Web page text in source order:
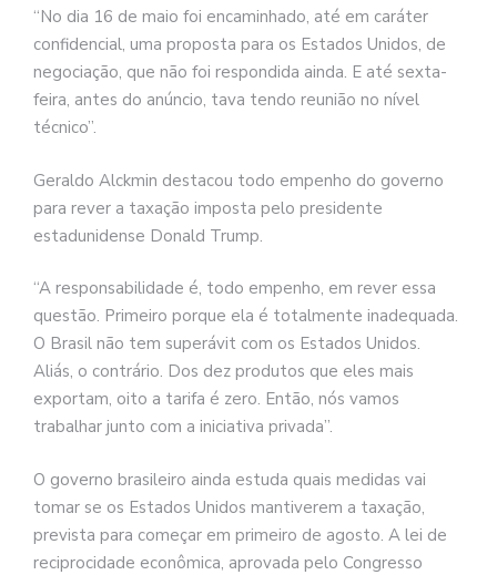
“No dia 16 de maio foi encaminhado, até em caráter
confidencial, uma proposta para os Estados Unidos, de
negociação, que não foi respondida ainda. E até sexta-
feira, antes do anúncio, tava tendo reunião no nível
técnico”.
Geraldo Alckmin destacou todo empenho do governo
para rever a taxação imposta pelo presidente
estadunidense Donald Trump.
“A responsabilidade é, todo empenho, em rever essa
questão. Primeiro porque ela é totalmente inadequada.
O Brasil não tem superávit com os Estados Unidos.
Aliás, o contrário. Dos dez produtos que eles mais
exportam, oito a tarifa é zero. Então, nós vamos
trabalhar junto com a iniciativa privada”.
O governo brasileiro ainda estuda quais medidas vai
tomar se os Estados Unidos mantiverem a taxação,
prevista para começar em primeiro de agosto. A lei de
reciprocidade econômica, aprovada pelo Congresso